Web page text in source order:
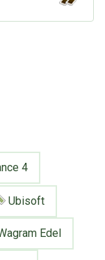
4
Ubisoft
Edel